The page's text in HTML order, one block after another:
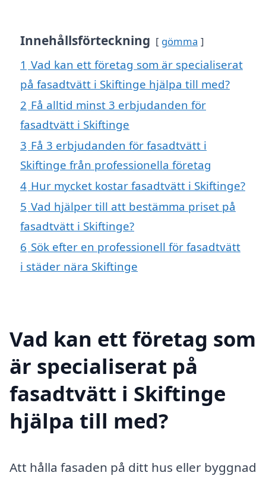
Innehållsförteckning gömma
1 Vad kan ett företag som är specialiserat
på fasadtvätt i Skiftinge hjälpa till med?
2 Få alltid minst 3 erbjudanden för
fasadtvätt i Skiftinge
3 Få 3 erbjudanden för fasadtvätt i
Skiftinge från professionella företag
4 Hur mycket kostar fasadtvätt i Skiftinge?
5 Vad hjälper till att bestämma priset på
fasadtvätt i Skiftinge?
6 Sök efter en professionell för fasadtvätt
i städer nära Skiftinge
Vad kan ett företag som
är specialiserat på
fasadtvätt i Skiftinge
hjälpa till med?
Att hålla fasaden på ditt hus eller byggnad